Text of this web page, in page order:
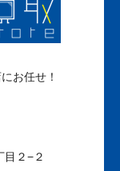
お任せ！
目２−２